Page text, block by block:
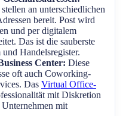
an unterschiedlichen
bereit. Post wird
und per digitalem
Das ist die sauberste
Handelsregister.
Center: Diese
oft auch Coworking-
Das Virtual Office-
mit Diskretion
mit